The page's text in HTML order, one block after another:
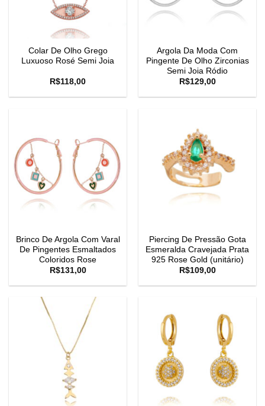
Colar De Olho Grego
Luxuoso Rosé Semi Joia
R$118,00
Argola Da Moda Com
Pingente De Olho Zirconias
Semi Joia Ródio
R$129,00
Brinco De Argola Com Varal
De Pingentes Esmaltados
Coloridos Rose
R$131,00
Piercing De Pressão Gota
Esmeralda Cravejada Prata
925 Rose Gold (unitário)
R$109,00